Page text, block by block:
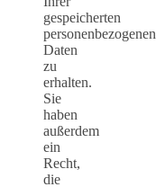
gespeicherten
personenbezogenen
Daten
zu
erhalten.
Sie
haben
außerdem
ein
Recht,
die